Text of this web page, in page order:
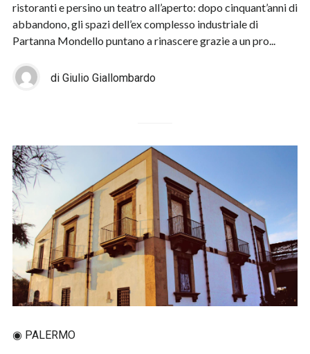
ristoranti e persino un teatro all’aperto: dopo cinquant’anni di
abbandono, gli spazi dell’ex complesso industriale di
Partanna Mondello puntano a rinascere grazie a un pro...
di Giulio Giallombardo
◉ PALERMO